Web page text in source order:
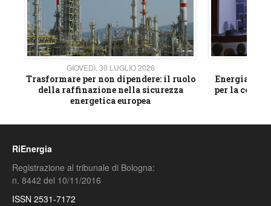
GIOVEDÌ, 30 LUGLIO 2026
Trasformare per non dipendere: il ruolo
della raffinazione nella sicurezza
energetica europea
Energia e
per la
RiEnergia
Registrazione al tribunale di Bologna:
n. 8442 del 10/11/2016
ISSN 2531-7172